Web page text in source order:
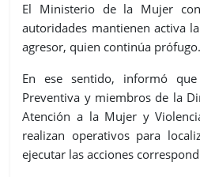
El Ministerio de la Mujer
autoridades mantienen activa
agresor, quien continúa prófugo.
En ese sentido, informó
Preventiva y miembros de la
Atención a la Mujer y
realizan operativos para
ejecutar las acciones